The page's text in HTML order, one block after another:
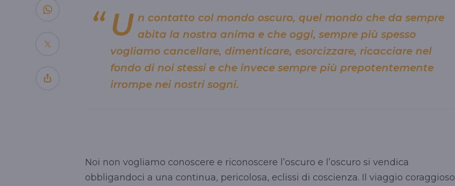
U n contatto col mondo oscuro, quel mondo che da sempre
abita la nostra anima e che oggi, sempre più spesso
vogliamo cancellare, dimenticare, esorcizzare, ricacciare nel
fondo di noi stessi e che invece sempre più prepotentemente
irrompe nei nostri sogni.
Noi non vogliamo conoscere e riconoscere l’oscuro e l’oscuro si vendica
obbligandoci a una continua, pericolosa, eclissi di coscienza. Il viaggio coraggioso